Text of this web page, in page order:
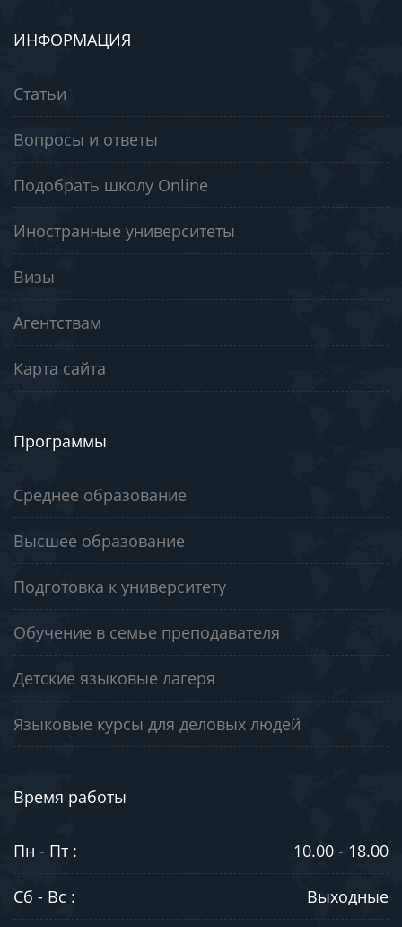
ИНФОРМАЦИЯ
Статьи
Вопросы и ответы
Подобрать школу Online
Иностранные университеты
Визы
Агентствам
Карта сайта
Программы
Среднее образование
Высшее образование
Подготовка к университету
Обучение в семье преподавателя
Детские языковые лагеря
Языковые курсы для деловых людей
Время работы
Пн - Пт : 10.00 - 18.00
Сб - Вс : Выходные